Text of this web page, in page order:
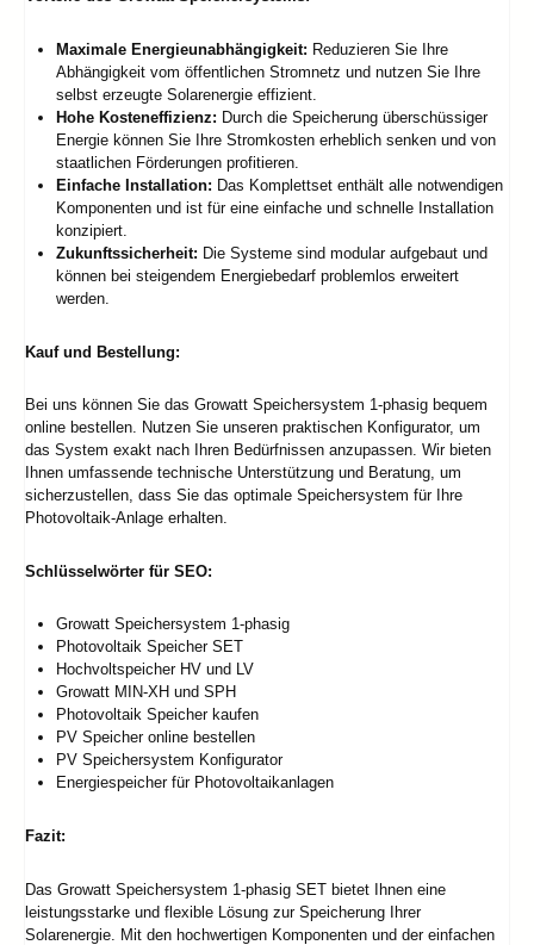
Maximale Energieunabhängigkeit: Reduzieren Sie Ihre
Abhängigkeit vom öffentlichen Stromnetz und nutzen Sie Ihre
selbst erzeugte Solarenergie effizient.
Hohe Kosteneffizienz: Durch die Speicherung überschüssiger
Energie können Sie Ihre Stromkosten erheblich senken und von
staatlichen Förderungen profitieren.
Einfache Installation: Das Komplettset enthält alle notwendigen
Komponenten und ist für eine einfache und schnelle Installation
konzipiert.
Zukunftssicherheit: Die Systeme sind modular aufgebaut und
können bei steigendem Energiebedarf problemlos erweitert
werden.
Kauf und Bestellung:
Bei uns können Sie das Growatt Speichersystem 1-phasig bequem
online bestellen. Nutzen Sie unseren praktischen Konfigurator, um
das System exakt nach Ihren Bedürfnissen anzupassen. Wir bieten
Ihnen umfassende technische Unterstützung und Beratung, um
sicherzustellen, dass Sie das optimale Speichersystem für Ihre
Photovoltaik-Anlage erhalten.
Schlüsselwörter für SEO:
Growatt Speichersystem 1-phasig
Photovoltaik Speicher SET
Hochvoltspeicher HV und LV
Growatt MIN-XH und SPH
Photovoltaik Speicher kaufen
PV Speicher online bestellen
PV Speichersystem Konfigurator
Energiespeicher für Photovoltaikanlagen
Fazit:
Das Growatt Speichersystem 1-phasig SET bietet Ihnen eine
leistungsstarke und flexible Lösung zur Speicherung Ihrer
Solarenergie. Mit den hochwertigen Komponenten und der einfachen